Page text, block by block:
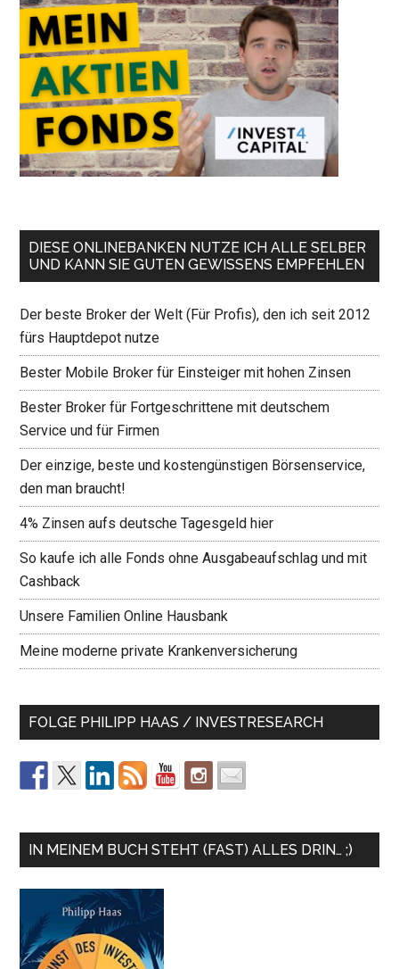
DIESE ONLINEBANKEN NUTZE ICH ALLE SELBER
UND KANN SIE GUTEN GEWISSENS EMPFEHLEN
Der beste Broker der Welt (Für Profis), den ich seit 2012
fürs Hauptdepot nutze
Bester Mobile Broker für Einsteiger mit hohen Zinsen
Bester Broker für Fortgeschrittene mit deutschem
Service und für Firmen
Der einzige, beste und kostengünstigen Börsenservice,
den man braucht!
4% Zinsen aufs deutsche Tagesgeld hier
So kaufe ich alle Fonds ohne Ausgabeaufschlag und mit
Cashback
Unsere Familien Online Hausbank
Meine moderne private Krankenversicherung
FOLGE PHILIPP HAAS / INVESTRESEARCH
IN MEINEM BUCH STEHT (FAST) ALLES DRIN… ;)